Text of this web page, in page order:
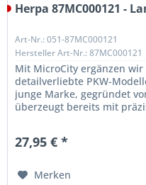
Herpa 87MC000121 -
Art-Nr.: 051-87MC000121
Hersteller Art-Nr.: 87MC000121
Mit MicroCity ergänzen
detailverliebte PKW-
junge Marke, gegründet
überzeugt bereits mit
27,95 € *
Merken